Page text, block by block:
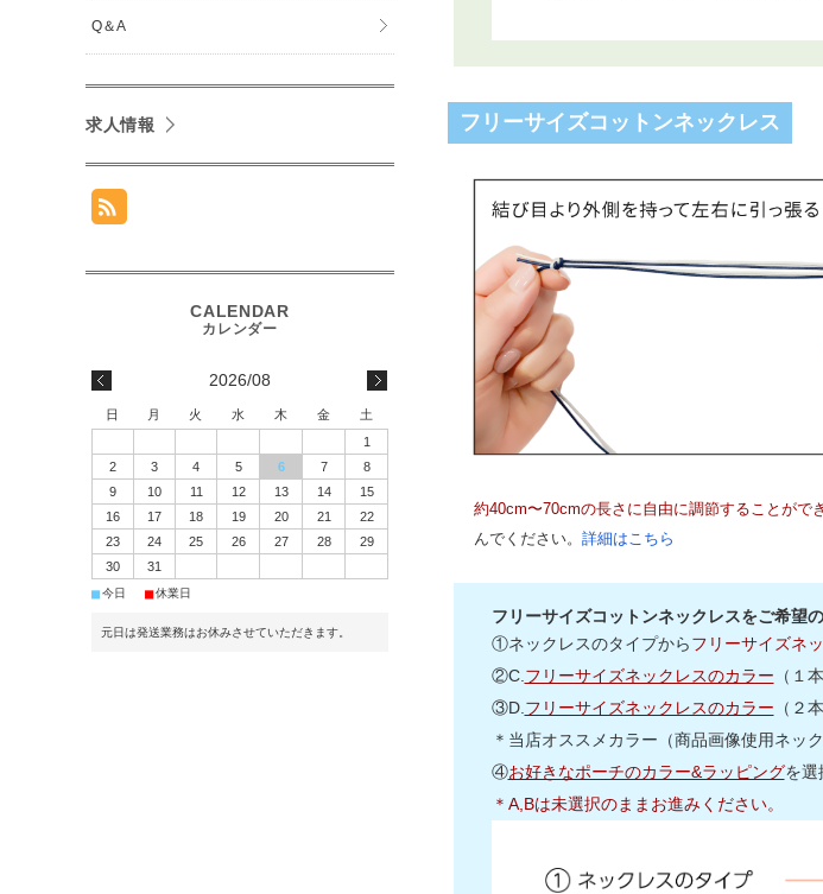
フリーサイズコットンネックレス
約40cm〜70cmの長さに自由に調節することがで
んでください。 詳細はこちら
フリーサイズコットンネックレスをご希望
①ネックレスのタイプから フリーサイズネ
②C.フリーサイズネックレスのカラー （１
③D.フリーサイズネックレスのカラー （２
＊当店オススメカラー（商品画像使用ネッ
④お好きなポーチのカラー&ラッピングを選
＊A,Bは未選択のままお進みください。
Q＆A
求人情報
2026/08
日 月 火 水 木 金
土
1
2
3 4 5 6 7
8
9
10 11 12 13 14
15
16
17 18 19 20 21
22
23
24 25 26 27 28
29
30
31
■今日 ■休業日
元日は発送業務はお休みさせていただきます。